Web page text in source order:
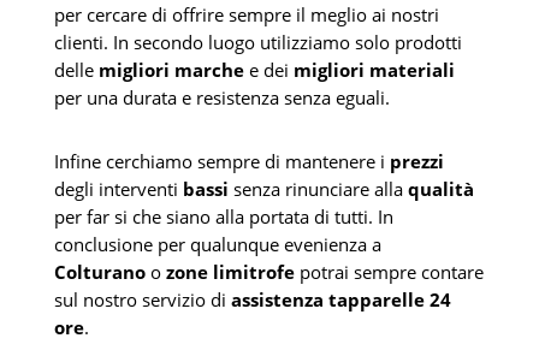
per cercare di offrire sempre il meglio ai nostri
clienti. In secondo luogo utilizziamo solo prodotti
delle migliori marchee dei migliori materiali
per una durata e resistenza senza eguali.
Infine cerchiamo sempre di mantenere i prezzi
degli interventi bassi senza rinunciare alla qualità
per far si che siano alla portata di tutti. In
conclusione per qualunque evenienza a
Colturanoo zone limitrofepotrai sempre contare
sul nostro servizio di assistenza tapparelle 24
ore.